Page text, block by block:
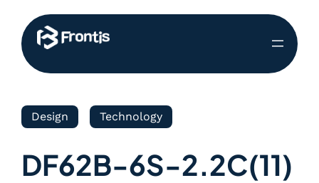
Design Technology
DF62B-6S-2.2C(11)